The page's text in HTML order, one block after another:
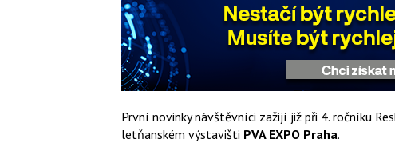
První novinky návštěvníci zažijí již při 4. ročníku
letňanském výstavišti PVA EXPO Praha.